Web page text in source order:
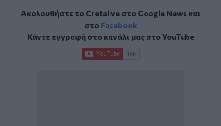
Ακολουθήστε το Cretalive στο Google Newsκαι
στο Facebook
Κάντε εγγραφή στο κανάλι μας στοYouTube